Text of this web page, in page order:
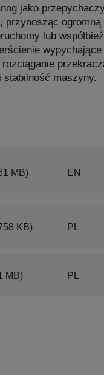
jako
lub
stabilność maszyny.
MB) EN
KB) PL
MB) PL